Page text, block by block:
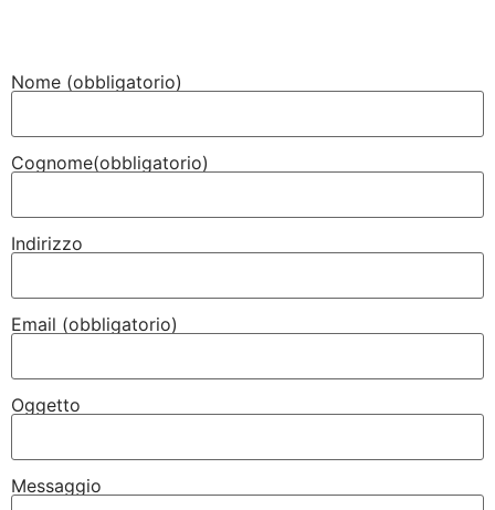
Nome (obbligatorio)
Cognome(obbligatorio)
Indirizzo
Email (obbligatorio)
Oggetto
Messaggio